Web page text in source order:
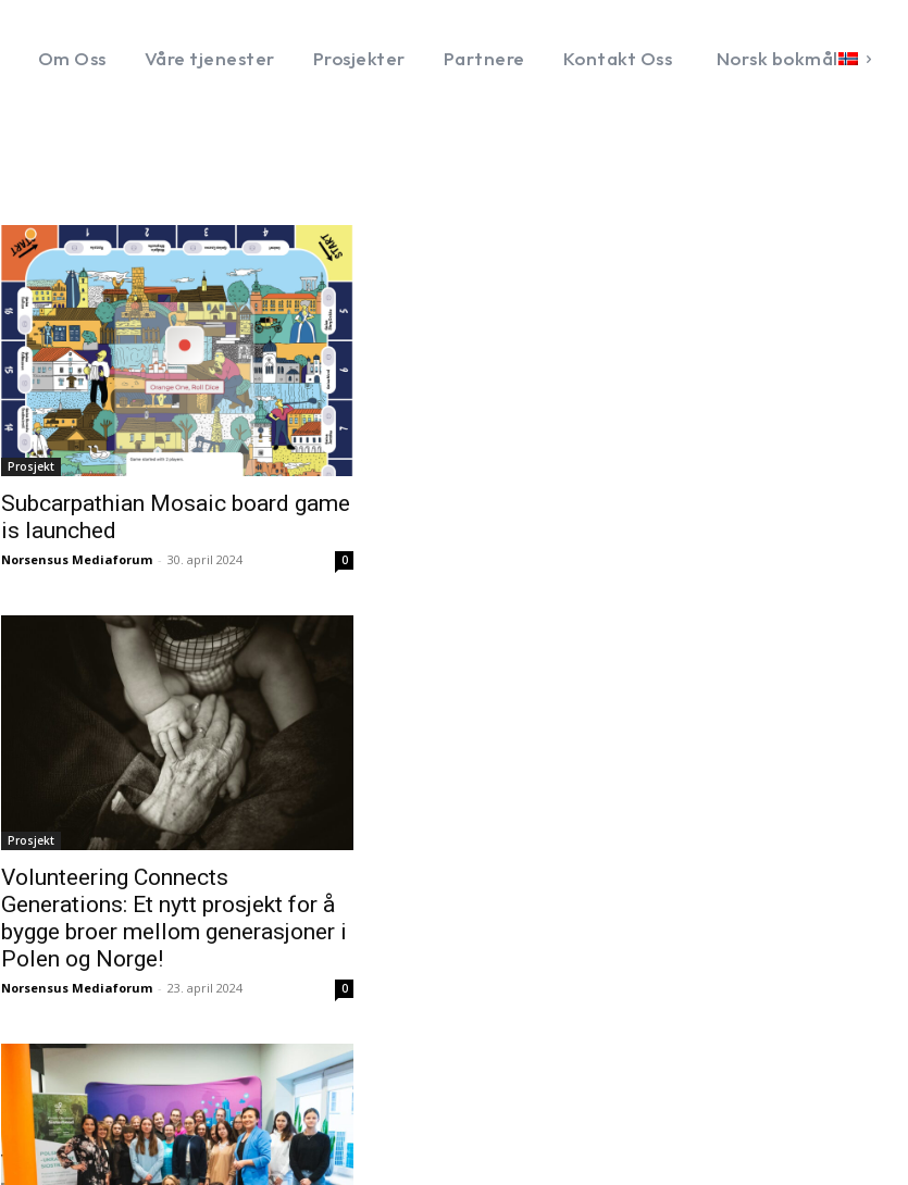
Om Oss Våre tjenester Prosjekter Partnere Kontakt Oss Norsk bokmål
Prosjekt
Subcarpathian Mosaic board game
is launched
Norsensus Mediaforum - 30. april 2024 0
Prosjekt
Volunteering Connects
Generations: Et nytt prosjekt for å
bygge broer mellom generasjoner i
Polen og Norge!
Norsensus Mediaforum - 23. april 2024 0